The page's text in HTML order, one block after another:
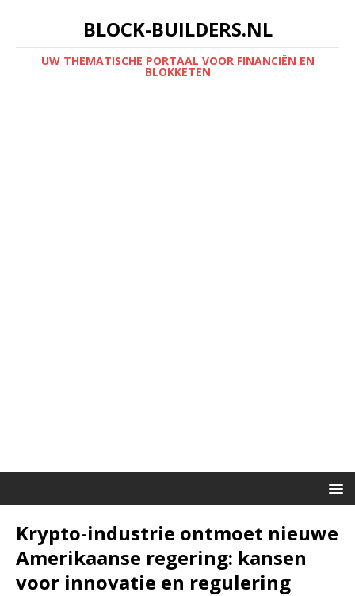
BLOCK-BUILDERS.NL
UW THEMATISCHE PORTAAL VOOR FINANCIËN EN
BLOKKETEN
Krypto-industrie ontmoet nieuwe
Amerikaanse regering: kansen
voor innovatie en regulering